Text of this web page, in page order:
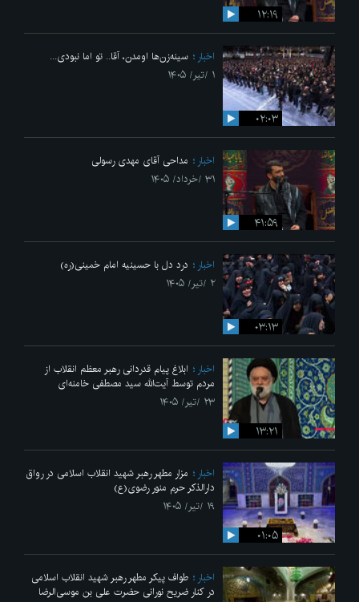
۱۲:۱۹
۰۲:۰۳
اخبار
سینه‌زن‌ها اومدن،‌ آقا.. تو اما نبودی...
۱ /تیر/ ۱۴۰۵
۴۱:۵۹
اخبار
مداحی آقای مهدی رسولی
۳۱ /خرداد/ ۱۴۰۵
۰۳:۱۳
اخبار
درد دل با حسینیه امام خمینی(ره)
۲ /تیر/ ۱۴۰۵
۱۳:۲۱
اخبار
ابلاغ پیام قدردانی رهبر معظم انقلاب از
مردم توسط آیت‌الله سید مصطفی خامنه‌ای
۲۳ /تیر/ ۱۴۰۵
۰۱:۰۵
اخبار
مزار مطهر رهبر شهید انقلاب اسلامی در رواق
دارالذکر حرم منور رضوی(ع)
۱۹ /تیر/ ۱۴۰۵
اخبار
طواف پیکر مطهر رهبر شهید انقلاب اسلامی
در کنار ضریح نورانی حضرت علی‌ بن موسی‌الرضا